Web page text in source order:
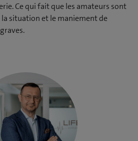
Ce qui fait que les amateurs sont
situation et le maniement de